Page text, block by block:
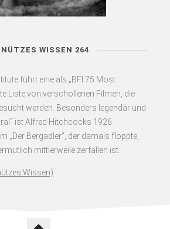
WISSEN 264
führt eine als „BFI 75 Most
Liste von verschollenen Filmen, die
werden. Besonders legendär und
ist Alfred Hitchcocks 1926
„Der Bergadler“, der damals floppte,
mittlerweile zerfallen ist.
Wissen)